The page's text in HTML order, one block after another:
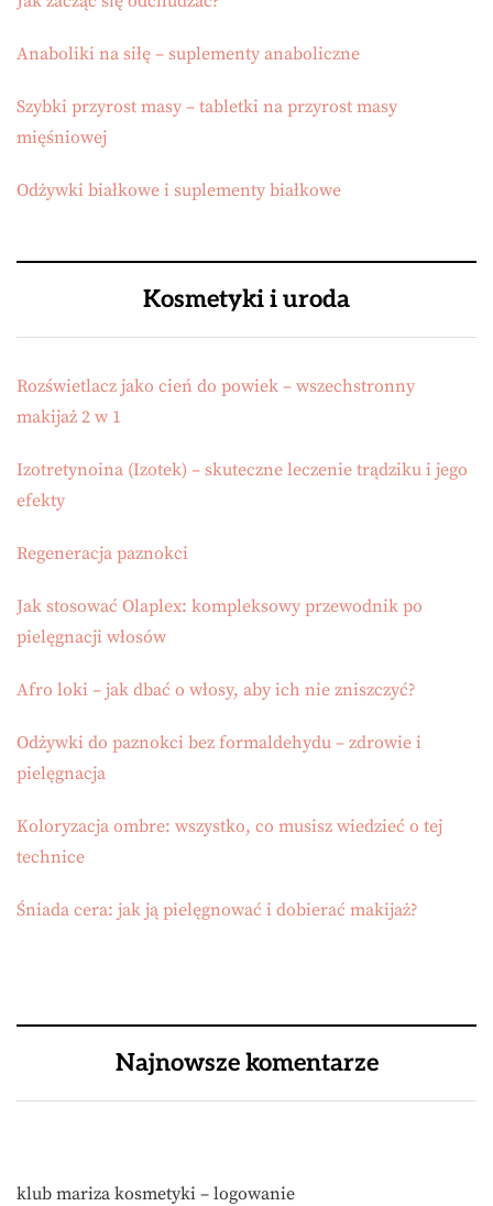
Anaboliki na siłę – suplementy anaboliczne
Szybki przyrost masy – tabletki na przyrost masy
mięśniowej
Odżywki białkowe i suplementy białkowe
Kosmetyki i uroda
Rozświetlacz jako cień do powiek – wszechstronny
makijaż 2 w 1
Izotretynoina (Izotek) – skuteczne leczenie trądziku i jego
efekty
Regeneracja paznokci
Jak stosować Olaplex: kompleksowy przewodnik po
pielęgnacji włosów
Afro loki – jak dbać o włosy, aby ich nie zniszczyć?
Odżywki do paznokci bez formaldehydu – zdrowie i
pielęgnacja
Koloryzacja ombre: wszystko, co musisz wiedzieć o tej
technice
Śniada cera: jak ją pielęgnować i dobierać makijaż?
Najnowsze komentarze
klub mariza kosmetyki – logowanie